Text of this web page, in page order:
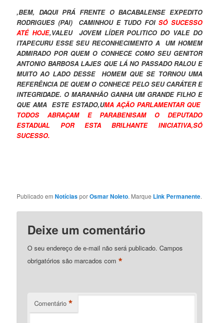
,BEM, DAQUI PRÁ FRENTE O BACABALENSE EXPEDITO
RODRIGUES (PAI) CAMINHOU E TUDO FOISÓ SUCESSO
ATÉ HOJE,VALEU JOVEM LÍDER POLITICO DO VALE DO
ITAPECURU ESSE SEU RECONHECIMENTO A UM HOMEM
ADMIRADO POR QUEM O CONHECE COMO SEU GENITOR
ANTONIO BARBOSA LAJES QUE LÁ NO PASSADO RALOU E
MUITO AO LADO DESSE HOMEM QUE SE TORNOU UMA
REFERÊNCIA DE QUEM O CONHECE PELO SEU CARÁTER E
INTEGRIDADE. O MARANHÃO GANHA UM GRANDE FILHO E
QUE AMA ESTE ESTADO,UMA AÇÃO PARLAMENTAR QUE
TODOS ABRAÇAM E PARABENISAM O DEPUTADO
ESTADUAL POR ESTA BRILHANTE INICIATIVA,SÓ
SUCESSO.
Publicado emNotíciasporOsmar Noleto. Marque Link Permanente.
Deixe um comentário
O seu endereço de e-mail não será publicado. Campos
obrigatórios são marcados com*
Comentário *